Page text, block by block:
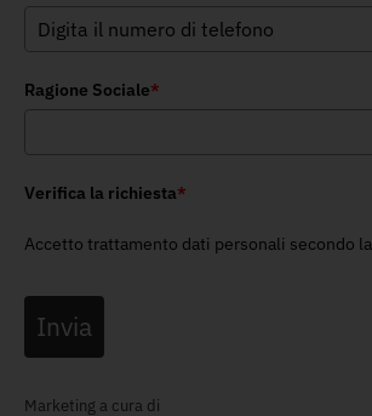
Ragione Sociale*
Verifica la richiesta*
Accetto trattamento dati personali secondo la
Invia
Marketing a cura di